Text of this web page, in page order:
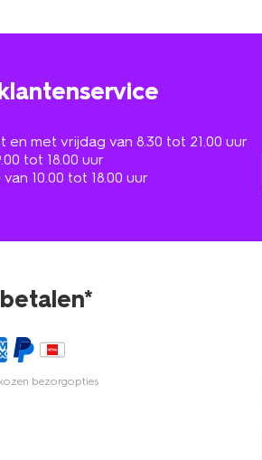
en met vrijdag van 8.30 tot 21.00 uur
tot 18.00 uur
10.00 tot 18.00 uur
bezorgopties